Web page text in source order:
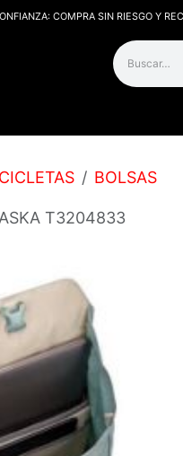
COMPRA SIN RIESGO Y
BOLSAS
T3204833